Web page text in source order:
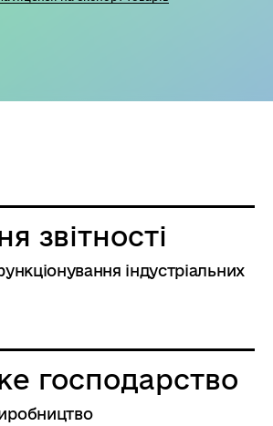
звітності
індустріальних
господарство